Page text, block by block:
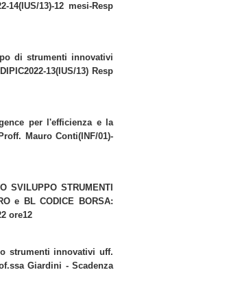
13)-12 mesi-Resp
di strumenti innovativi
13(IUS/13) Resp
per l'efficienza e la
Mauro Conti(INF/01)-
SVILUPPO STRUMENTI
e BL CODICE BORSA:
ore12
strumenti innovativi uff.
Giardini - Scadenza